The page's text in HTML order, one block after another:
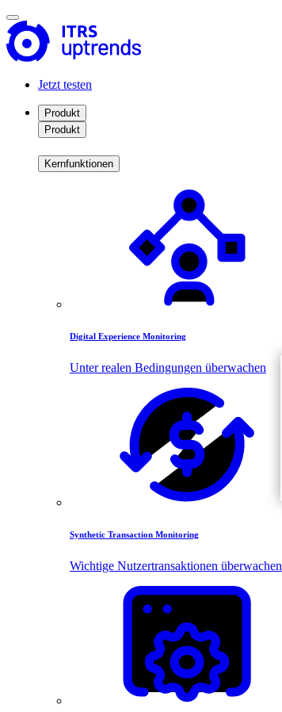
Jetzt testen
Produkt
Produkt
Kernfunktionen
Digital Experience Monitoring
Unter realen Bedingungen überwachen
Synthetic Transaction Monitoring
Wichtige Nutzertransaktionen überwachen